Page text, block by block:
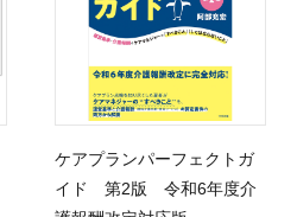
ケアプランパーフェクトガ
イド 第2版 令和6年度介